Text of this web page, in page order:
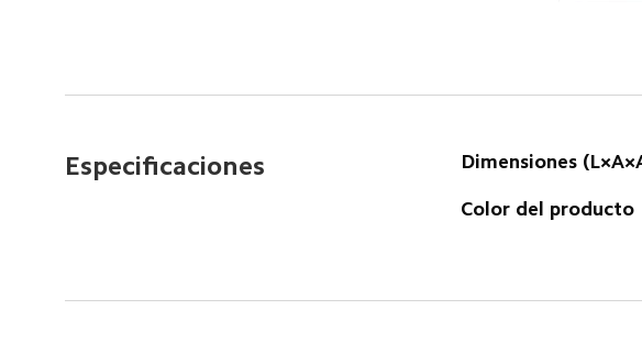
Especificaciones Dimensiones
Color del producto